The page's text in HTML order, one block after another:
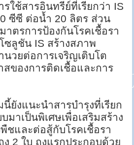
ใช้สารอินทรีย์ที่เรียกว่า IS
ซีซี ต่อน้ำ 20 ลิตร ส่วน
ตรการป้องกันโรคเชื้อรา
ซลูชัน IS สร้างสภาพ
วยต่อการเจริญเติบโต
สของการติดเชื้อและการ
ยังแนะนำสารบำรุงที่เรียก
มาเป็นพิเศษเพื่อเสริมสร้าง
ชและต่อสู้กับโรคเชื้อรา
2 ใบ ถุงแรกประกอบด้วย